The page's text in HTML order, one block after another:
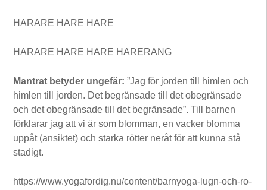
HARARE HARE HARE
HARARE HARE HARE HARERANG
Mantrat betyder ungefär: ”Jag för jorden till himlen och
himlen till jorden. Det begränsade till det obegränsade
och det obegränsade till det begränsade”. Till barnen
förklarar jag att vi är som blomman, en vacker blomma
uppåt (ansiktet) och starka rötter neråt för att kunna stå
stadigt.
https://www.yogafordig.nu/content/barnyoga-lugn-och-ro-